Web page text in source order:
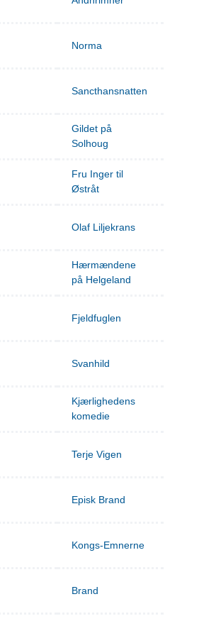
Norma
Sancthansnatten
Gildet på
Solhoug
Fru Inger til
Østråt
Olaf Liljekrans
Hærmændene
på Helgeland
Fjeldfuglen
Svanhild
Kjærlighedens
komedie
Terje Vigen
Episk Brand
Kongs-Emnerne
Brand